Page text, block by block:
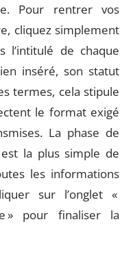
Pour rentrer vos
cliquez simplement
l’intitulé de chaque
inséré, son statut
termes, cela stipule
le format exigé
La phase de
la plus simple de
les informations
sur l’onglet «
» pour finaliser la